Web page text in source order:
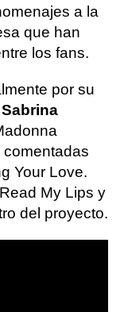
a la
que han
los fans.
por su
Sabrina
Your Love.
My Lips y
del proyecto.